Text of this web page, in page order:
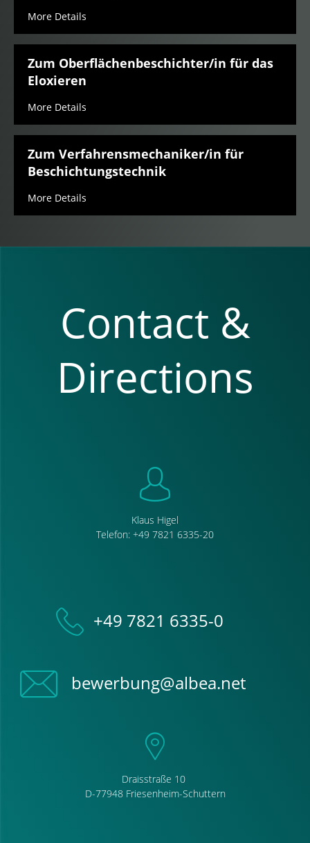
More Details
Zum Oberflächenbeschichter/in für das
Eloxieren
More Details
Zum Verfahrensmechaniker/in für
Beschichtungstechnik
More Details
Contact &
Directions
Klaus Higel
Telefon: +49 7821 6335-20
+49 7821 6335-0
bewerbung@albea.net
Draisstraße 10
D-77948 Friesenheim-Schuttern